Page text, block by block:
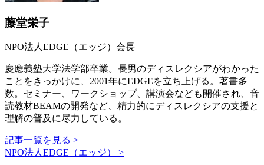
藤堂栄子
NPO法人EDGE（エッジ）会長
慶應義塾大学法学部卒業。長男のディスレクシアがわかった
ことをきっかけに、2001年にEDGEを立ち上げる。著書多
数。セミナー、ワークショップ、講演会なども開催され、音
読教材BEAMの開発など、精力的にディスレクシアの支援と
理解の普及に尽力している。
記事一覧を見る >
NPO法人EDGE（エッジ） >